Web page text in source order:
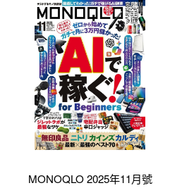
MONOQLO 2025年11月號